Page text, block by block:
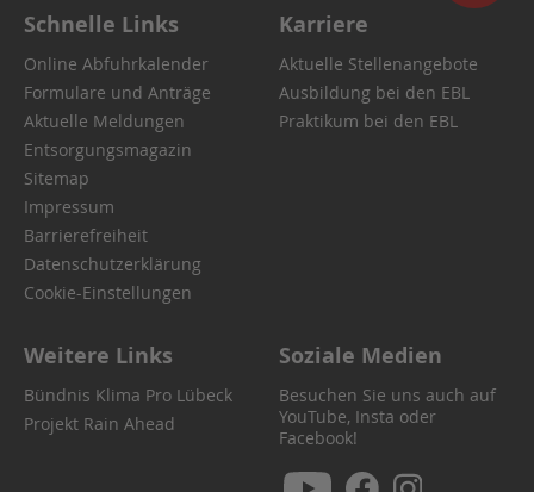
Schnelle Links
Online Abfuhrkalender
Formulare und Anträge
Aktuelle Meldungen
Entsorgungsmagazin
Sitemap
Impressum
Barrierefreiheit
Datenschutzerklärung
Cookie-Einstellungen
Karriere
Aktuelle Stellenangebote
Ausbildung bei den EBL
Praktikum bei den EBL
Weitere Links
Bündnis Klima Pro Lübeck
Projekt Rain Ahead
Soziale Medien
Besuchen Sie uns auch auf
YouTube, Insta oder
Facebook!